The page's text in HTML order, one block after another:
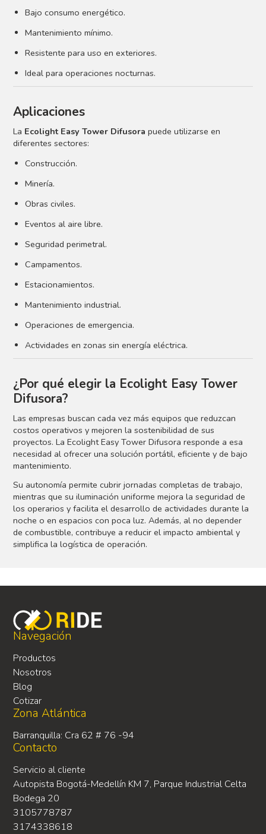
Bajo consumo energético.
Mantenimiento mínimo.
Resistente para uso en exteriores.
Ideal para operaciones nocturnas.
Aplicaciones
La Ecolight Easy Tower Difusora puede utilizarse en
diferentes sectores:
Construcción.
Minería.
Obras civiles.
Eventos al aire libre.
Seguridad perimetral.
Campamentos.
Estacionamientos.
Mantenimiento industrial.
Operaciones de emergencia.
Actividades en zonas sin energía eléctrica.
¿Por qué elegir la Ecolight Easy Tower
Difusora?
Las empresas buscan cada vez más equipos que reduzcan
costos operativos y mejoren la sostenibilidad de sus
proyectos. La Ecolight Easy Tower Difusora responde a esa
necesidad al ofrecer una solución portátil, eficiente y de bajo
mantenimiento.
Su autonomía permite cubrir jornadas completas de trabajo,
mientras que su iluminación uniforme mejora la seguridad de
los operarios y facilita el desarrollo de actividades durante la
noche o en espacios con poca luz. Además, al no depender
de combustible, contribuye a reducir el impacto ambiental y
simplifica la logística de operación.
Navegación
Productos
Nosotros
Blog
Cotizar
Zona Atlántica
Barranquilla: Cra 62 # 76 -94
Contacto
Servicio al cliente
Autopista Bogotá-Medellín KM 7, Parque Industrial Celta
Bodega 20
3105778787
3174338618